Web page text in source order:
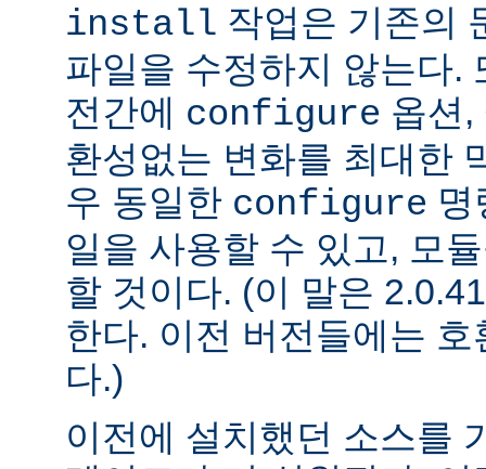
install 작업은 기존의
파일을 수정하지 않는다.
전간에 configure 옵션,
환성없는 변화를 최대한
우 동일한 configure 명
일을 사용할 수 있고, 모
할 것이다. (이 말은
한다. 이전 버전들에는
다.)
이전에 설치했던 소스를